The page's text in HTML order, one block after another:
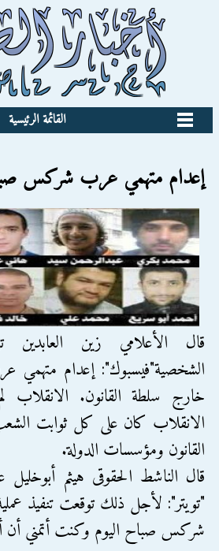
القائمة الرئيسية
إعدام متهمي عرب شركس
قال الأعلامي زين
الشخصية"فيسبوك": إعدام
خارج سلطة القانون.
الانقلاب كان على كل ثوابت
القانون ومؤسسات الدولة.
قال الناشط الحقوقى هيثم
"تويتر": لأجل ذلك توقعت تنفيذ
شركس صباح اليوم وكنت أتمني